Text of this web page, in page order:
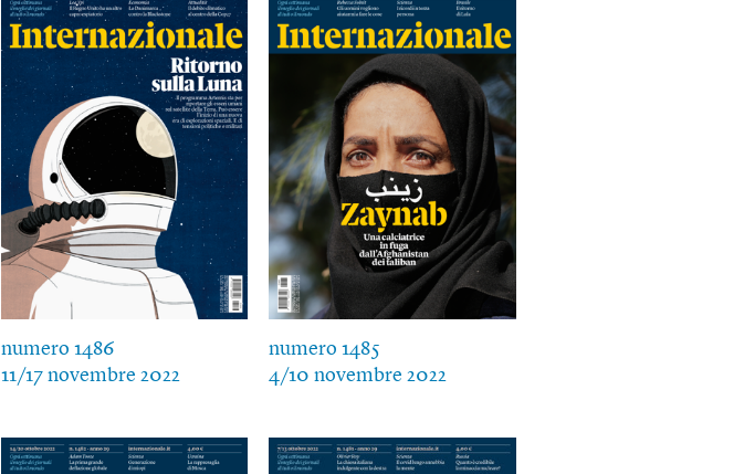
numero 1486
11/17 novembre 2022
numero 1485
4/10 novembre 2022